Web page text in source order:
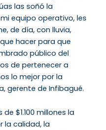
las soñó la
equipo operativo, les
de día, con lluvia,
hacer para que
público del
de pertenecer a
lo mejor por la
gerente de Infibagué.
$1.100 millones la
la calidad, la